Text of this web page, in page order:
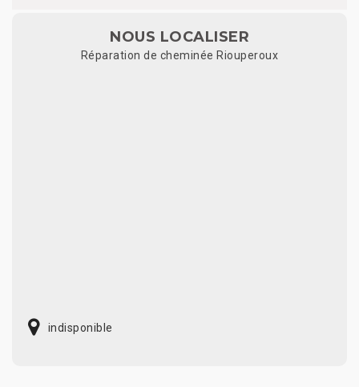
NOUS LOCALISER
Réparation de cheminée Riouperoux
indisponible